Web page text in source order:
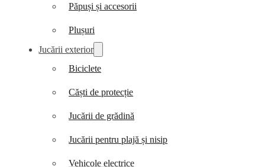
Păpuși și accesorii
Plușuri
Jucării exterior
Biciclete
Căști de protecție
Jucării de grădină
Jucării pentru plajă și nisip
Vehicole electrice